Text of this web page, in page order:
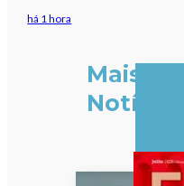
há 1 hora
Mais
Notícias